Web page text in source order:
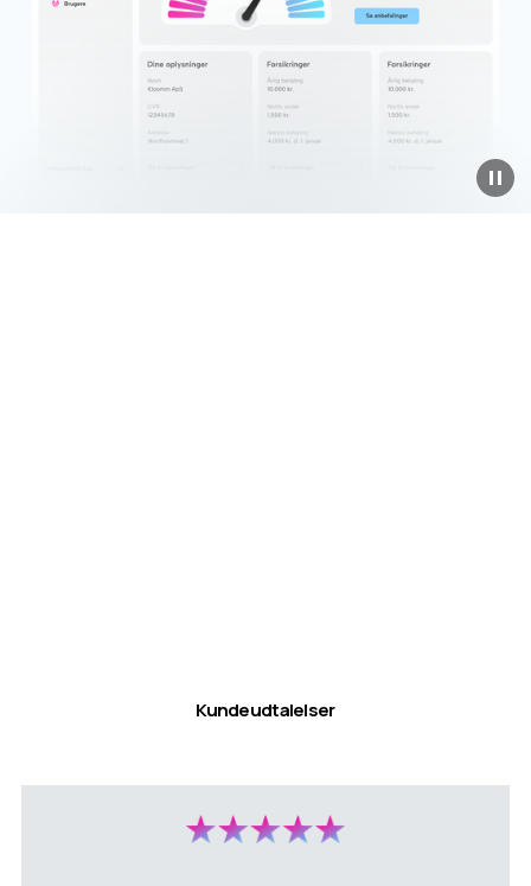
Kundeudtalelser